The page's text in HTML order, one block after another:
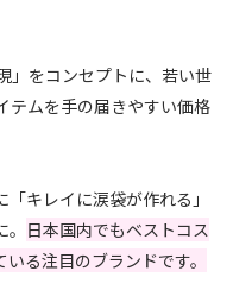
」をコンセプトに、若い世
テムを手の届きやすい価格
キレイに涙袋が作れる」
日本国内でもベストコス
る注目のブランドです。